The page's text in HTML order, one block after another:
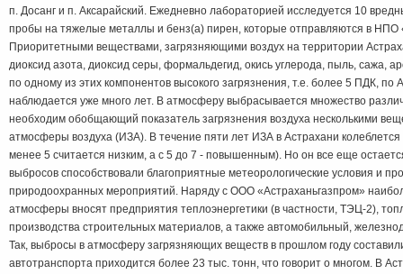
п. Досанг и п. Аксарайский. Ежедневно лабораторией исследуется 10
пробы на тяжелые металлы и бенз(а) пирен, которые отправляются в НПО
Приоритетными веществами, загрязняющими воздух на территории
диоксид азота, диоксид серы, формальдегид, окись углерода, пыль, сажа,
по одному из этих компонентов высокого загрязнения, т.е. более 5 ПДК, по
наблюдается уже много лет. В атмосферу выбрасывается множество
необходим обобщающий показатель загрязнения воздуха несколькими
атмосферы воздуха (ИЗА). В течение пяти лет ИЗА в Астрахани колеблется
менее 5 считается низким, а с 5 до 7 - повышенным). Но он все еще
выбросов способствовали благоприятные метеорологические условия и
природоохранных мероприятий. Наряду с ООО «Астраханьгазпром»
атмосферы вносят предприятия теплоэнергетики (в частности, ТЭЦ-2),
производства строительных материалов, а также автомобильный,
Так, выбросы в атмосферу загрязняющих веществ в прошлом году
автотранспорта приходится более 23 тыс. тонн, что говорит о многом. В